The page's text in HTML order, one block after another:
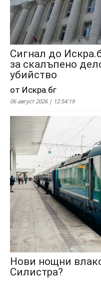
Сигнал до
за скалъпено
убийство
от Искра.бг
06 август 2026 | 12:54:19
Нови нощни
Силистра?